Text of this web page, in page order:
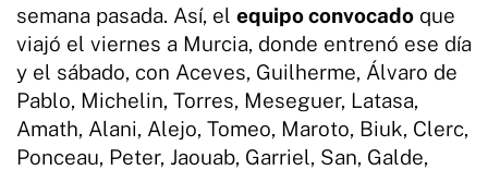
semana pasada. Así, el equipo convocado que
viajó el viernes a Murcia, donde entrenó ese día
y el sábado, con Aceves, Guilherme, Álvaro de
Pablo, Michelin, Torres, Meseguer, Latasa,
Amath, Alani, Alejo, Tomeo, Maroto, Biuk, Clerc,
Ponceau, Peter, Jaouab, Garriel, San, Galde,